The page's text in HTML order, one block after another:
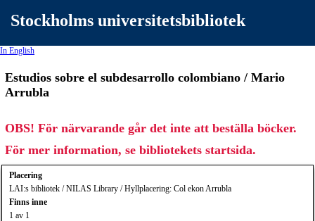
Stockholms universitetsbibliotek
In English
Estudios sobre el subdesarrollo colombiano / Mario
Arrubla
OBS! För närvarande går det inte att beställa böcker.
För mer information, se bibliotekets startsida.
Placering
LAI:s bibliotek / NILAS Library / Hyllplacering: Col ekon Arrubla
Finns inne
1 av 1